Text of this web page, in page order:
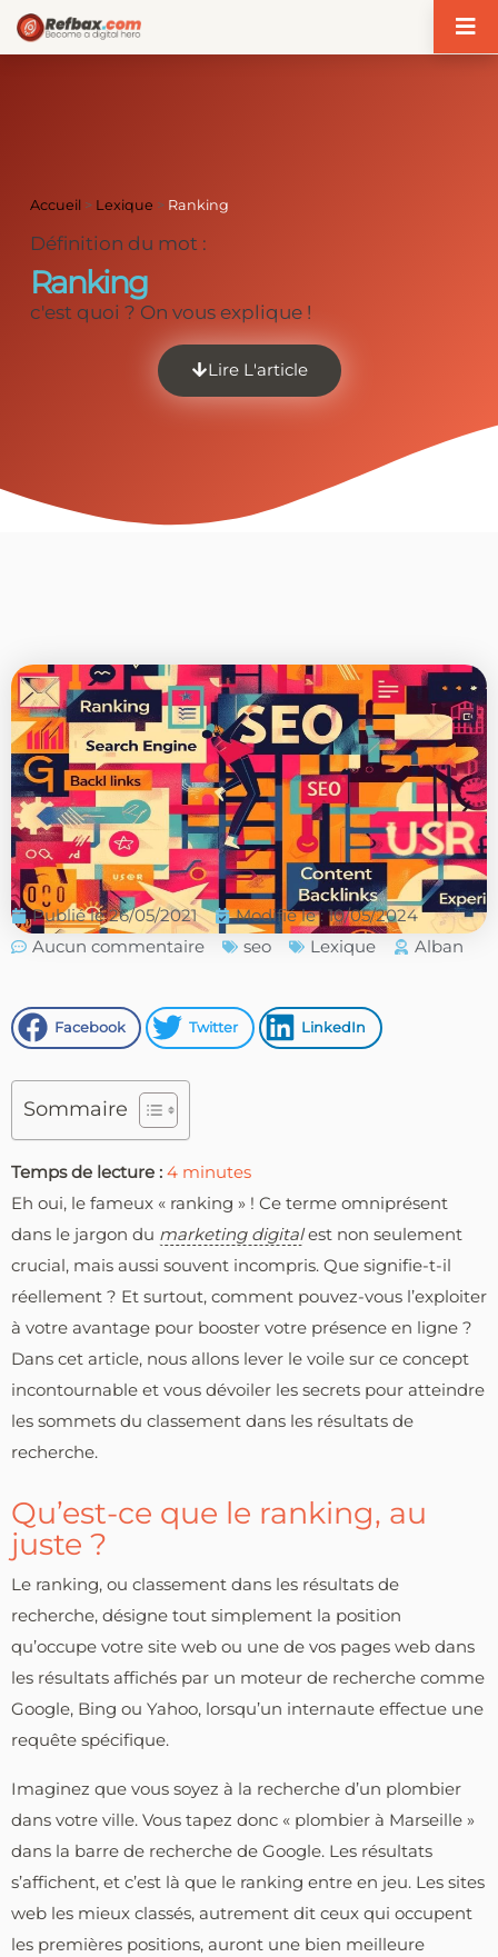
Accueil > Lexique > Ranking
Définition du mot :
Ranking
c'est quoi ? On vous explique !
Lire L'article
Publié le 26/05/2021
Modifié le : 10/05/2024
Aucun commentaire
seo Lexique Alban
Facebook Twitter LinkedIn
Sommaire
Temps de lecture : 4 minutes
Eh oui, le fameux « ranking » ! Ce terme omniprésent
dans le jargon du marketing digitalest non seulement
crucial, mais aussi souvent incompris. Que signifie-t-il
réellement ? Et surtout, comment pouvez-vous l’exploiter
à votre avantage pour booster votre présence en ligne ?
Dans cet article, nous allons lever le voile sur ce concept
incontournable et vous dévoiler les secrets pour atteindre
les sommets du classement dans les résultats de
recherche.
Qu’est-ce que le ranking, au
juste ?
Le ranking, ou classement dans les résultats de
recherche, désigne tout simplement la position
qu’occupe votre site web ou une de vos pages web dans
les résultats affichés par un moteur de recherche comme
Google, Bing ou Yahoo, lorsqu’un internaute effectue une
requête spécifique.
Imaginez que vous soyez à la recherche d’un plombier
dans votre ville. Vous tapez donc « plombier à Marseille »
dans la barre de recherche de Google. Les résultats
s’affichent, et c’est là que le ranking entre en jeu. Les sites
web les mieux classés, autrement dit ceux qui occupent
les premières positions, auront une bien meilleure
Panneau de gestion des cookies